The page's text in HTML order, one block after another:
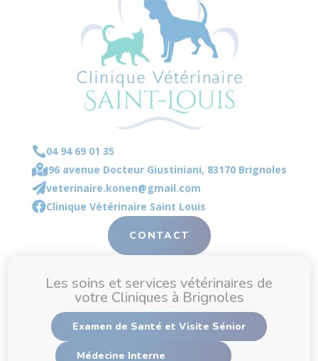
04 94 69 01 35
96 avenue Docteur Giustiniani, 83170 Brignoles
veterinaire.konen@gmail.com
Clinique Vétérinaire Saint Louis
CONTACT
Les soins et services vétérinaires de
votre Cliniques à Brignoles
Examen de Santé et Visite Sénior
Médecine Interne